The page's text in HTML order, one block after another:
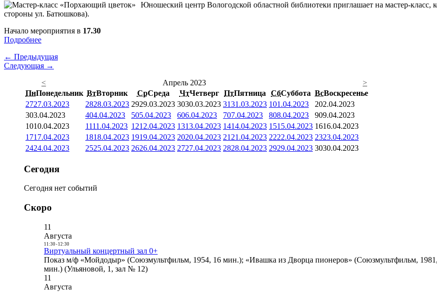
Юношеский центр Вологодской областной библиотеки приглашает на мастер-класс,
стороны ул. Батюшкова).
Начало мероприятия в 17.30
Подробнее
← Предыдущая
Следующая →
<
Апрель 2023
>
ПнПонедельник ВтВторник СрСреда ЧтЧетверг ПтПятница СбСуббота ВсВоскресенье
2727.03.2023 2828.03.2023 2929.03.2023 3030.03.2023 3131.03.2023 101.04.2023 202.04.2023
303.04.2023 404.04.2023 505.04.2023 606.04.2023 707.04.2023 808.04.2023 909.04.2023
1010.04.2023 1111.04.2023 1212.04.2023 1313.04.2023 1414.04.2023 1515.04.2023 1616.04.2023
1717.04.2023 1818.04.2023 1919.04.2023 2020.04.2023 21 21.04.2023 2222.04.2023 2323.04.2023
2424.04.2023 2525.04.2023 2626.04.2023 2727.04.2023 2828.04.2023 2929.04.2023 3030.04.2023
Сегодня
Сегодня нет событий
Скоро
11
Августа
11:30- 12:30
Виртуальный концертный зал 0+
Показ м/ф «Мойдодыр» (Союзмультфильм, 1954, 16 мин.); «Ивашка из Дворца пионеров» (Союзмультфильм,
мин.) (Ульяновой, 1, зал № 12)
11
Августа